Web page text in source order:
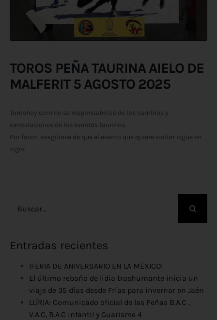
TOROS PEÑA TAURINA AIELO DE
MALFERIT 5 AGOSTO 2025
Toroshoy.com no se responsabiliza de los cambios y
cancelaciones de los eventos taurinos.
Por favor, asegúrese de que el evento que quiere visitar sigue en
vigor.
Entradas recientes
¡FERIA DE ANIVERSARIO EN LA MÉXICO!
El último rebaño de lidia trashumante inicia un
viaje de 35 días desde Frías para invernar en Jaén
LLÍRIA: Comunicado oficial de las Peñas B.A.C ,
V.A.C, B.A.C infantil y Guarisme 4